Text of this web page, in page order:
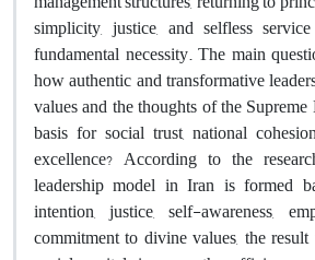
simplicity, justice, and selfless
fundamental necessity. The main
how authentic and transformative
values ​​and the thoughts of the
basis for social trust, national
excellence? According to the
leadership model in Iran is formed
intention, justice, self-awareness,
commitment to divine values, the